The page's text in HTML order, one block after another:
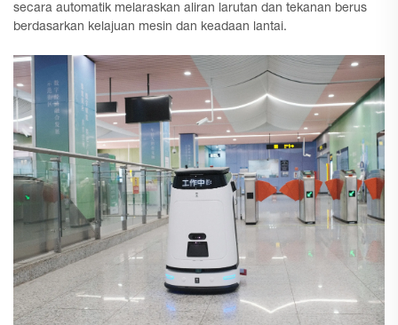
secara automatik melaraskan aliran larutan dan tekanan berus
berdasarkan kelajuan mesin dan keadaan lantai.